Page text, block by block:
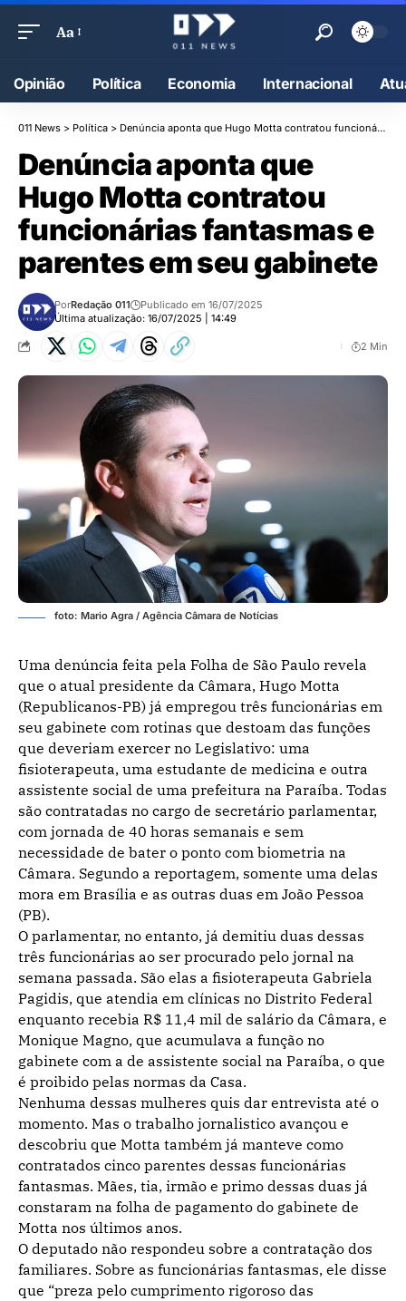
Aa
Opinião Política Economia Internacional
011 News > Política > Denúncia aponta que Hugo Motta contratou funcionárias fantasmas e parentes em seu gabinete
Denúncia aponta que
Hugo Motta contratou
funcionárias fantasmas e
parentes em seu gabinete
Última atualização: 16/07/2025 | 14:49
PorRedação 011 Publicado em 16/07/2025
2 Min
foto: Mario Agra / Agência Câmara de Notícias
Uma denúncia feita pela Folha de São Paulo revela
que o atual presidente da Câmara, Hugo Motta
(Republicanos-PB) já empregou três funcionárias em
seu gabinete com rotinas que destoam das funções
que deveriam exercer no Legislativo: uma
fisioterapeuta, uma estudante de medicina e outra
assistente social de uma prefeitura na Paraíba. Todas
são contratadas no cargo de secretário parlamentar,
com jornada de 40 horas semanais e sem
necessidade de bater o ponto com biometria na
Câmara. Segundo a reportagem, somente uma delas
mora em Brasília e as outras duas em João Pessoa
(PB).
O parlamentar, no entanto, já demitiu duas dessas
três funcionárias ao ser procurado pelo jornal na
semana passada. São elas a fisioterapeuta Gabriela
Pagidis, que atendia em clínicas no Distrito Federal
enquanto recebia R$ 11,4 mil de salário da Câmara, e
Monique Magno, que acumulava a função no
gabinete com a de assistente social na Paraíba, o que
é proibido pelas normas da Casa.
Nenhuma dessas mulheres quis dar entrevista até o
momento. Mas o trabalho jornalistico avançou e
descobriu que Motta também já manteve como
contratados cinco parentes dessas funcionárias
fantasmas. Mães, tia, irmão e primo dessas duas já
constaram na folha de pagamento do gabinete de
Motta nos últimos anos.
O deputado não respondeu sobre a contratação dos
familiares. Sobre as funcionárias fantasmas, ele disse
que “preza pelo cumprimento rigoroso das